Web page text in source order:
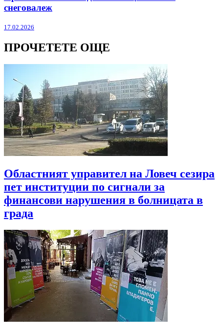
снеговалеж
17.02.2026
ПРОЧЕТЕТЕ ОЩЕ
Областният управител на Ловеч сезира
пет институции по сигнали за
финансови нарушения в болницата в
града